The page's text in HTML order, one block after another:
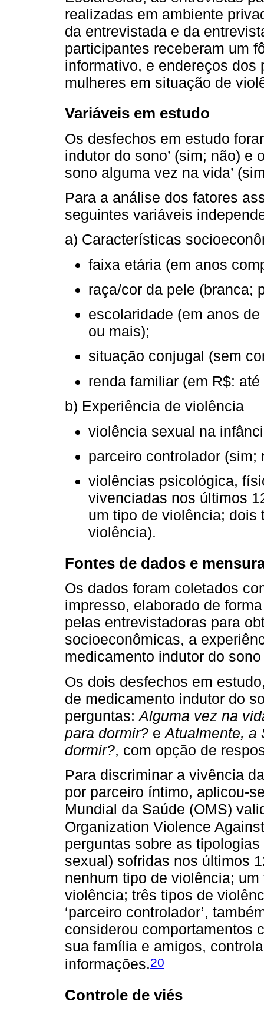
realizadas em ambiente
da entrevistada e da
participantes receberam um
informativo, e endereços
mulheres em situação de
Variáveis em estudo
Os desfechos em estudo
indutor do sono’ (sim; não) e
sono alguma vez na vida’
Para a análise dos fatores
seguintes variáveis
a) Características
faixa etária (em anos
raça/cor da pele (branca;
escolaridade (em anos
ou mais);
situação conjugal (sem
renda familiar (em R$:
b) Experiência de violência
violência sexual na
parceiro controlador (sim;
violências psicológica,
vivenciadas nos últimos
um tipo de violência;
violência).
Fontes de dados e
Os dados foram coletados
impresso, elaborado de
pelas entrevistadoras para
socioeconômicas, a
medicamento indutor do
Os dois desfechos em
de medicamento indutor do
perguntas: Alguma vez na
para dormir? e Atualmente, a
dormir?, com opção de
Para discriminar a vivência
por parceiro íntimo, aplicou-
Mundial da Saúde (OMS)
Organization Violence
perguntas sobre as
sexual) sofridas nos últimos
nenhum tipo de violência;
violência; três tipos de
‘parceiro controlador’,
considerou comportamentos
sua família e amigos,
informações.20
Controle de viés